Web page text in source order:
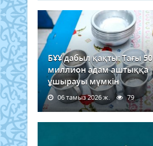
БҰҰ дабыл қақты: Тағы 50
миллион адам аштыққа
ұшырауы мүмкін
06 тамыз 2026 ж. 79